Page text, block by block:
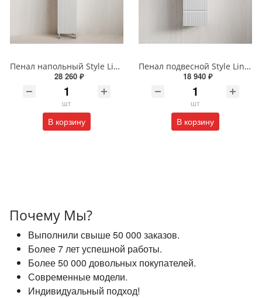
Пенал напольный Style Line МАРОККО 36 см ЛС-00002515 белый матовый
28 260 ₽
шт
В корзину
Пенал подвесной Style Line МАРОККО 36 см ЛС-00002523 белый матовый
18 940 ₽
шт
В корзину
Почему Мы?
Выполнили свыше 50 000 заказов.
Более 7 лет успешной работы.
Более 50 000 довольных покупателей.
Современные модели.
Индивидуальный подход!